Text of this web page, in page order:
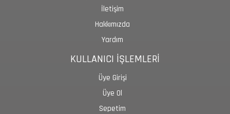
İletişim
Hakkımızda
Yardım
KULLANICI İŞLEMLERİ
Üye Girişi
Üye Ol
Sepetim